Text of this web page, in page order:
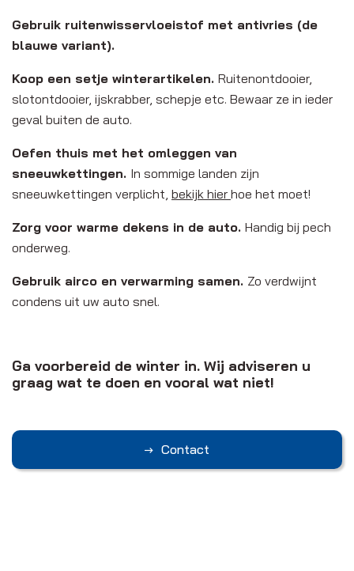
Gebruik ruitenwisservloeistof met antivries (de
blauwe variant).
Koop een setje winterartikelen. Ruitenontdooier,
slotontdooier, ijskrabber, schepje etc. Bewaar ze in ieder
geval buiten de auto.
Oefen thuis met het omleggen van
sneeuwkettingen. In sommige landen zijn
sneeuwkettingen verplicht, bekijk hier hoe het moet!
Zorg voor warme dekens in de auto. Handig bij pech
onderweg.
Gebruik airco en verwarming samen. Zo verdwijnt
condens uit uw auto snel.
Ga voorbereid de winter in. Wij adviseren u
graag wat te doen en vooral wat niet!
Contact